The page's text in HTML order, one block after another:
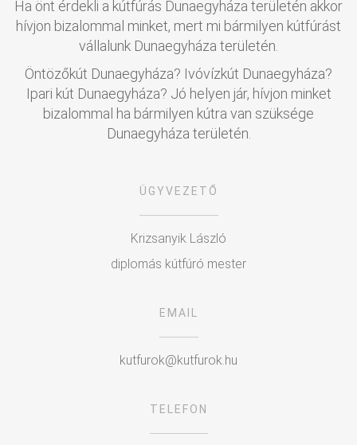
Ha önt érdekli a kútfúrás Dunaegyháza területén akkor
hívjon bizalommal minket, mert mi bármilyen kútfúrást
vállalunk Dunaegyháza területén.
Öntözőkút Dunaegyháza? Ivóvízkút Dunaegyháza?
Ipari kút Dunaegyháza? Jó helyen jár, hívjon minket
bizalommal ha bármilyen kútra van szüksége
Dunaegyháza területén.
ÜGYVEZETŐ
Krizsanyik László
diplomás kútfúró mester
EMAIL
kutfurok@kutfurok.hu
TELEFON